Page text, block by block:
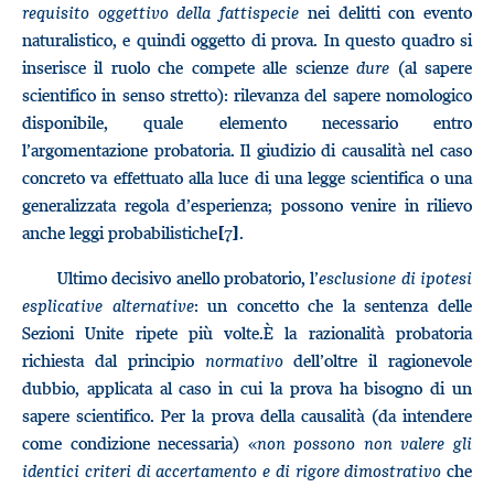
requisito oggettivo della fattispecie nei delitti con evento
naturalistico, e quindi oggetto di prova. In questo quadro si
inserisce il ruolo che compete alle scienzedure (al sapere
scientifico in senso stretto): rilevanza del sapere nomologico
disponibile, quale elemento necessario entro
l’argomentazione probatoria. Il giudizio di causalità nel caso
concreto va effettuato alla luce di una legge scientifica o una
generalizzata regola d’esperienza; possono venire in rilievo
anche leggi probabilistiche[7].
Ultimo decisivo anello probatorio, l’esclusione di ipotesi
esplicative alternative: un concetto che la sentenza delle
Sezioni Unite ripete più volte.È la razionalità probatoria
richiesta dal principio normativodell’oltre il ragionevole
dubbio, applicata al caso in cui la prova ha bisogno di un
sapere scientifico. Per la prova della causalità (da intendere
come condizione necessaria) «non possono non valere gli
identici criteri di accertamento e di rigore dimostrativo che